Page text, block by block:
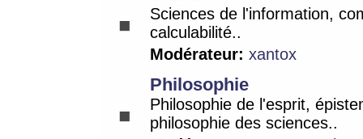
Sciences de l'information,
calculabilité..
Modérateur: xantox
Philosophie
Philosophie de l'esprit,
philosophie des sciences..